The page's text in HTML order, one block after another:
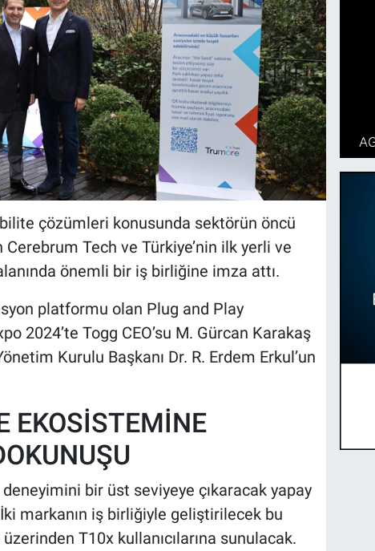
çözümleri konusunda sektörün öncü
Tech ve Türkiye’nin ilk yerli ve
önemli bir iş birliğine imza attı.
platformu olan Plug and Play
2024’te Togg CEO’su M. Gürcan Karakaş
Kurulu Başkanı Dr. R. Erdem Erkul’un
EKOSİSTEMİNE
bir üst seviyeye çıkaracak yapay
markanın iş birliğiyle geliştirilecek bu
T10x kullanıcılarına sunulacak.